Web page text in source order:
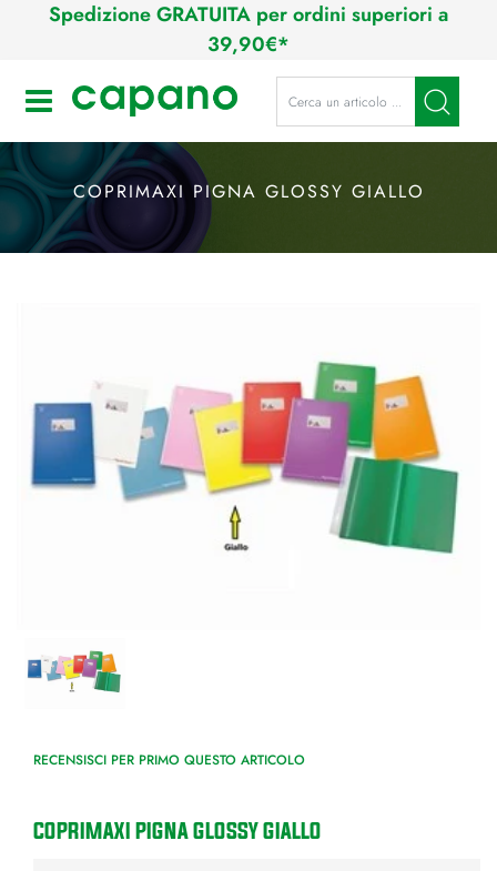
Spedizione GRATUITA per ordini superiori a
39,90€*
Open La modifica di un filtro
COPRIMAXI PIGNA GLOSSY GIALLO
RECENSISCI PER PRIMO QUESTO ARTICOLO
COPRIMAXI PIGNA GLOSSY GIALLO